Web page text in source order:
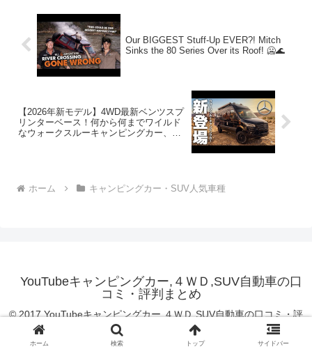
Our BIGGEST Stuff-Up EVER?! Mitch
Sinks the 80 Series Over its Roof! 🥶🌊
【2026年新モデル】4WD最新ベンツスプ
リンターベース！何から何までワイルド
なウォークスルーキャンピングカー、ア
ホーム キャンピングカー・SUV人気車種
YouTubeキャンピングカー,４ＷＤ,SUV自動車の口
コミ・評判まとめ
© 2017 YouTubeキャンピングカー,４ＷＤ,SUV自動車の口コミ・評
ホーム 検索 トップ サイドバー